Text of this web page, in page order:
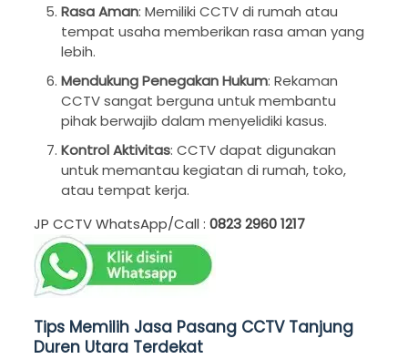
Rasa Aman: Memiliki CCTV di rumah atau
tempat usaha memberikan rasa aman yang
lebih.
Mendukung Penegakan Hukum: Rekaman
CCTV sangat berguna untuk membantu
pihak berwajib dalam menyelidiki kasus.
Kontrol Aktivitas: CCTV dapat digunakan
untuk memantau kegiatan di rumah, toko,
atau tempat kerja.
JP CCTV WhatsApp/Call : 0823 2960 1217
Tips Memilih Jasa Pasang CCTV Tanjung
Duren Utara Terdekat